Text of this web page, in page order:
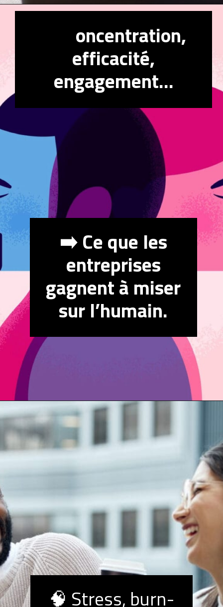
oncentration,
efficacité,
engagement…
➡️ Ce que les
entreprises
gagnent à miser
sur l’humain.
Ouverture
🧠 Stress, burn-